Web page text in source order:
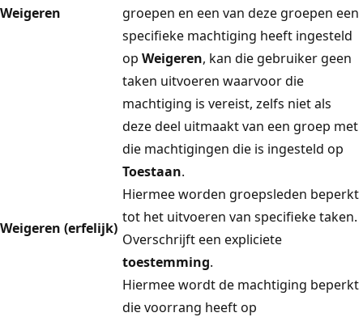
Weigeren
groepen en een van deze groepen een
specifieke machtiging heeft ingesteld
op Weigeren, kan die gebruiker geen
taken uitvoeren waarvoor die
machtiging is vereist, zelfs niet als
deze deel uitmaakt van een groep met
die machtigingen die is ingesteld op
Toestaan.
Weigeren (erfelijk)
Hiermee worden groepsleden beperkt
tot het uitvoeren van specifieke taken.
Overschrijft een expliciete
toestemming.
Hiermee wordt de machtiging beperkt
die voorrang heeft op